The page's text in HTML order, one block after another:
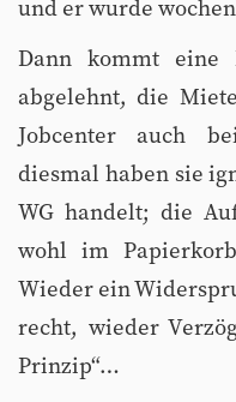
und er wurde
Dann kommt eine
abgelehnt, die
Jobcenter auch
diesmal haben sie
WG handelt; die
wohl im
Wieder ein
recht, wieder
Prinzip“…